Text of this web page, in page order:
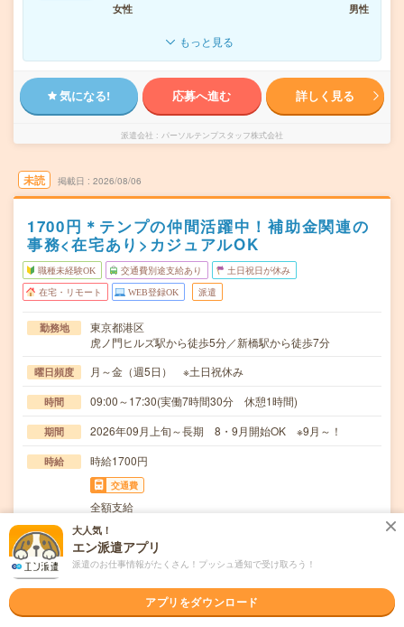
女性
男性
もっと見る
気になる! 応募へ進む 詳しく見る
派遣会社 パーソルテンプスタッフ株式会社
未読 掲載日 2026/08/06
1700円＊テンプの仲間活躍中！補助金関連の
事務<在宅あり>カジュアルOK
職種未経験OK 交通費別途支給あり 土日祝日が休み
在宅・リモート WEB登録OK 派遣
勤務地
東京都港区
虎ノ門ヒルズ駅から徒歩5分／新橋駅から徒歩7分
曜日頻度 月～金（週5日） ※土日祝休み
時間 09:00～17:30(実働7時間30分 休憩1時間)
期間 2026年09月上旬～長期 8・9月開始OK ※9月～！
時給 時給1700円
交通費
全額支給
仕事内容
＊受電業務(8割) ※繁忙期以外は1日15件程度で多くない
です○・システム操作・必要書類に関する問い…
応募資格
●何かしらの電話対応経験・事務経験がある方
大人気！
エン派遣アプリ
派遣のお仕事情報がたくさん！プッシュ通知で受け取ろう！
アプリをダウンロード